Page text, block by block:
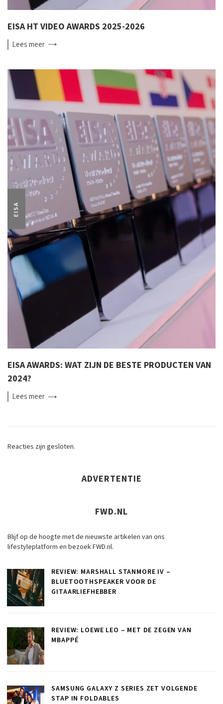
EISA HT VIDEO AWARDS 2025-2026
Leesmeer
EISA
EISA AWARDS: WAT ZIJN DE BESTE PRODUCTEN VAN
2024?
Leesmeer
Reacties zijn gesloten.
ADVERTENTIE
FWD.NL
Blijf op de hoogte met de nieuwste artikelen van ons
lifestyleplatform en bezoek FWD.nl.
REVIEW: MARSHALL STANMORE IV –
BLUETOOTHSPEAKER VOOR DE
GITAARLIEFHEBBER
REVIEW: LOEWE LEO – MET DE ZEGEN VAN
MBAPPÉ
SAMSUNG GALAXY Z SERIES ZET VOLGENDE
STAP IN FOLDABLES